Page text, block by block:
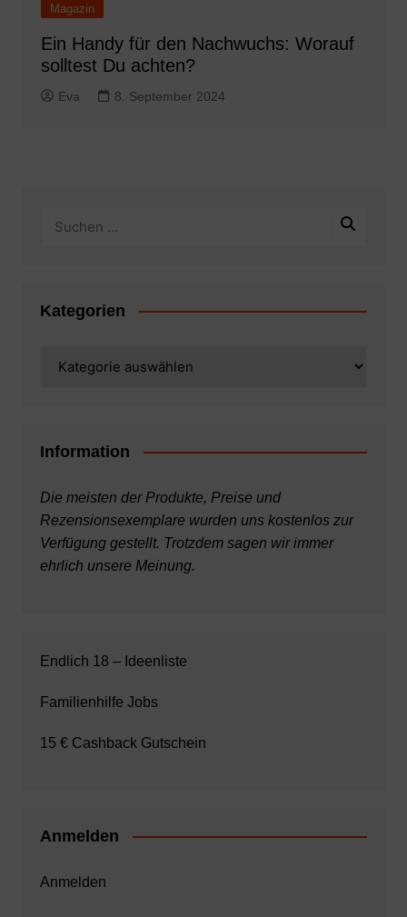
Magazin
Ein Handy für den Nachwuchs: Worauf
solltest Du achten?
Eva 8. September 2024
Kategorien
Information
Die meisten der Produkte, Preise und
Rezensionsexemplare wurden uns kostenlos zur
Verfügung gestellt. Trotzdem sagen wir immer
ehrlich unsere Meinung.
Endlich 18 – Ideenliste
Familienhilfe Jobs
15 € Cashback Gutschein
Anmelden
Anmelden